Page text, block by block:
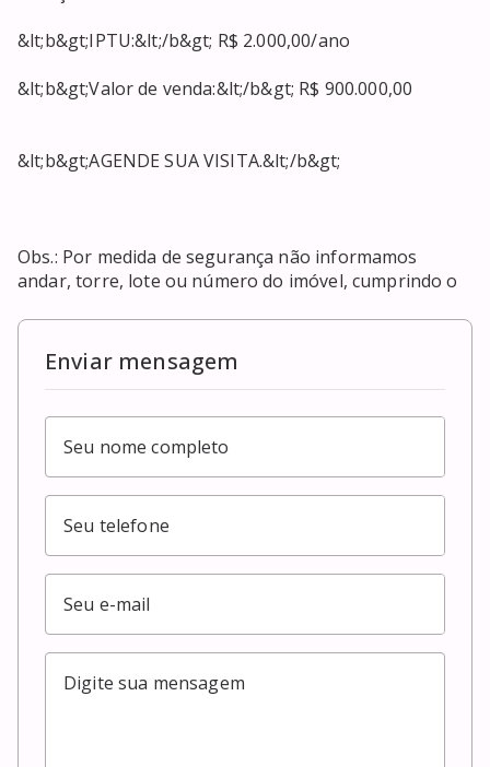
&lt;b&gt;IPTU:&lt;/b&gt; R$ 2.000,00/ano
&lt;b&gt;Valor de venda:&lt;/b&gt; R$ 900.000,00
&lt;b&gt;AGENDE SUA VISITA.&lt;/b&gt;
Obs.: Por medida de segurança não informamos
andar, torre, lote ou número do imóvel, cumprindo o
Enviar mensagem